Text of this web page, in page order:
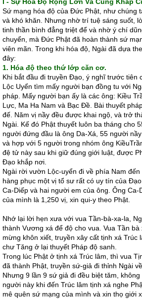
Sứ mạng hóa độ của Ðức Phật, như chúng
và khó khăn. Nhưng nhờ trí tuệ sáng suốt,
tinh thần bình đẳng triệt để và nhờ ý chí
chuyển, mà Ðức Phật đã hoàn thành sứ
viên mãn. Trong khi hóa độ, Ngài đã dựa
đây:
1. Hóa độ theo thứ lớp căn cơ.
Khi bắt đầu đi truyền Ðạo, ý nghĩ trước tiên
Lộc Uyển tìm mấy người bạn đồng tu với
pháp. Mấy người bạn ấy là các ông: Kiều
Lực, Ma Ha Nam và Bạc Ðề. Bài thuyết
đế. Năm vị nầy đều được khai ngộ, và trở
Ngài. Kế đó Phật thuyết luôn ba tháng cho
người đứng đầu là ông Da-Xá, 55 người
và hợp với 5 người trong nhóm ông
đệ tử này sau khi giữ đúng giới luật, được
Ðạo khắp nơi.
Ngài rời vườn Lộc-uyển đi về phía Nam
hàng phục một vị tổ sư rất có uy tín của
Ca-Diếp và hai người em của ông. Ông Ca-
của mình là 1,250 vị, xin qui-y theo Phật.
Nhớ lại lời hẹn xưa với vua Tần-bà-xa-la,
thành Vương xá để độ cho vua. Vua Tần bà
mừng khôn xiết, truyền xây cất tịnh xá Trúc
chư Tăng ở lại thuyết Pháp độ sanh.
Trong lúc Phật ở tịnh xá Trúc lâm, thì vua
đã thành Phật, truyền sứ-giả đi thỉnh Ngài
Nhưng 9 lần 9 sứ giả đi đều biệt tăm,
người này khi đến Trúc lâm tịnh xá nghe
mê quên sứ mạng của mình và xin thọ giới